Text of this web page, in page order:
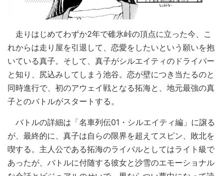
走りはじめてわずか2年で碓氷峠の頂点に立った今、こ
れからは走り屋を引退して、恋愛をしたいという願いを抱
いている真子。そして、真子がシルエイティのドライバー
と知り、尻込みしてしまう池谷。恋が壁につき当たるのと
同時進行で、初のアウェイ戦となる拓海と、地元最強の真
子とのバトルがスタートする。
バトルの詳細は「名車列伝01・シルエイティ編」に譲る
が、最終的に、真子は自らの限界を超えてスピン、敗北を
喫する。主人公である拓海のライバルとしてはライト級で
あったが、バトルに付随する彼女と沙雪のエモーショナル